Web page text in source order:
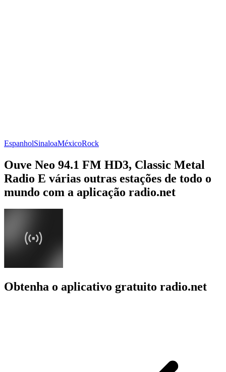
EspanholSinaloaMéxicoRock
Ouve Neo 94.1 FM HD3, Classic Metal
Radio E várias outras estações de todo o
mundo com a aplicação radio.net
Obtenha o aplicativo gratuito radio.net